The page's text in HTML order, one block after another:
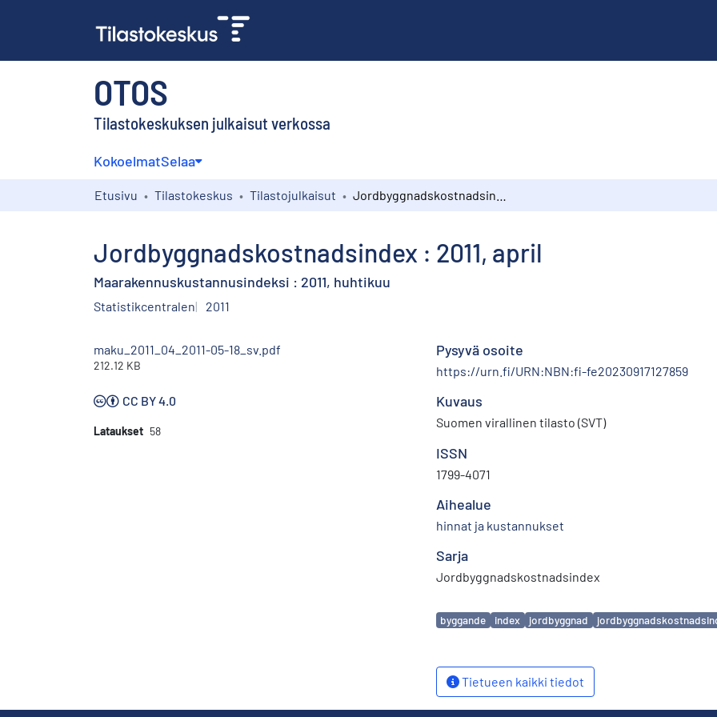
OTOS
Tilastokeskuksen julkaisut verkossa
KokoelmatSelaa
Etusivu Tilastokeskus Tilastojulkaisut
Jordbyggnadskostnadsindex : 2011, april
Maarakennuskustannusindeksi : 2011, huhtikuu
Statistikcentralen 2011
maku_2011_04_2011-05-18_sv.pdf
212.12 KB
CC BY 4.0
Lataukset 58
Pysyvä osoite
https://urn.fi/URN:NBN:fi-fe20230917127859
Kuvaus
Suomen virallinen tilasto (SVT)
ISSN
1799-4071
Aihealue
hinnat ja kustannukset
Sarja
Jordbyggnadskostnadsindex
Avainsanat
byggande index jordbyggnad
Tietueen kaikki tiedot